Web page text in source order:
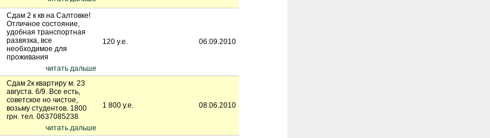
Сдам 2 к кв на Салтовке!
Отличное состояние,
удобная транспортная
развязка, все
необходимое для
проживания
читать дальше
120 у.е. 06.09.2010
Сдам 2к квартиру м. 23
августа. 6/9. Все есть,
советское но чистое,
возьму студентов. 1800
грн. тел. 0637085238
читать дальше
1 800 у.е. 08.06.2010